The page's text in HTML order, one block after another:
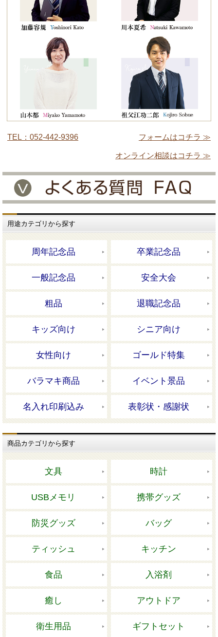
TEL：052-442-9396 フォームはコチラ ≫
オンライン相談はコチラ ≫
用途カテゴリから探す
周年記念品 卒業記念品
一般記念品 安全大会
粗品 退職記念品
キッズ向け シニア向け
女性向け ゴールド特集
バラマキ商品 イベント景品
名入れ印刷込み 表彰状・感謝状
商品カテゴリから探す
文具 時計
USBメモリ 携帯グッズ
防災グッズ バッグ
ティッシュ キッチン
食品 入浴剤
癒し アウトドア
衛生用品 ギフトセット